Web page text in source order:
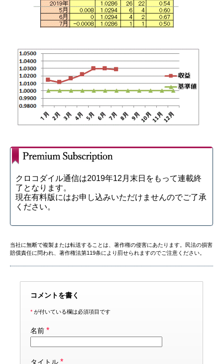
クロコダイル通信は2019年12月末日をもって連載終
了となります。
現在有料版にはお申し込みいただけませんのでご了承
ください。
当社に無断で複製または転送することは、著作権の侵害にあたります。民法の損害
賠償責任に問われ、著作権法第119条により罰せられますのでご注意ください。
コメントを書く
* が付いている欄は必須項目です
名前 *
タイトル *